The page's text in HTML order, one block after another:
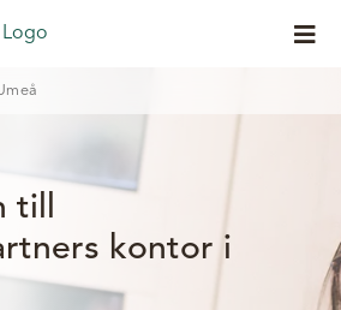
till
kontor i